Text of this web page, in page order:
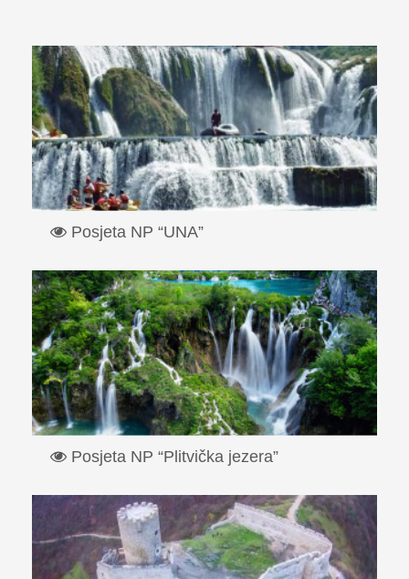
Posjeta NP “UNA”
rijeke Une,...
Read More
Posjeta NP “Plitvička jezera”
UNESCO-ov �...
Read More